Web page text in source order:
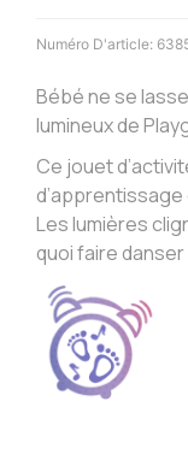
Numéro D'article:
Bébé ne se
lumineux de
Ce jouet
Les lumières
quoi faire